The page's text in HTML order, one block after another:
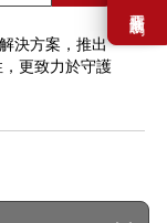
需要幫助嗎？
決方案，推出
更致力於守護